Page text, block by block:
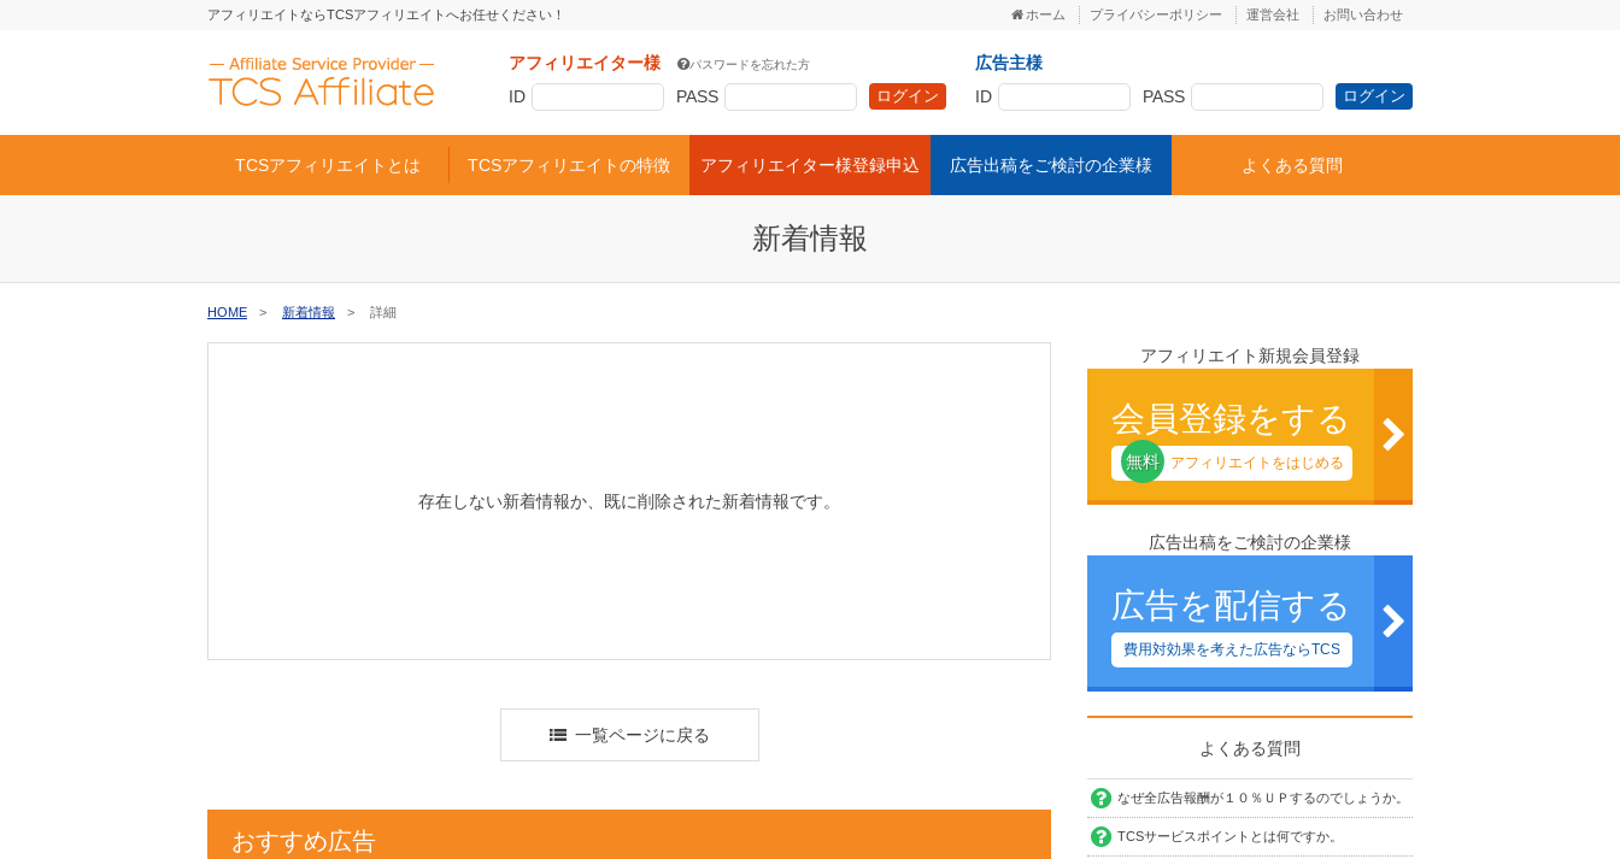
アフィリエイトならTCSアフィリエイトへお任せください！ ホーム プライバシーポリシー 運営会社 お問い合わせ
アフィリエイター様 パスワードを忘れた方
ID PASS
広告主様
ID
PASS
TCSアフィリエイトとは TCSアフィリエイトの特徴 アフィリエイター様登録申込 広告出稿をご検討の企業様 よくある質問
新着情報
HOME 新着情報 詳細
存在しない新着情報か、既に削除された新着情報です。
一覧ページに戻る
おすすめ広告
アフィリエイト新規会員登録
会員登録をする
無料 アフィリエイトをはじめる
広告出稿をご検討の企業様
広告を配信する
費用対効果を考えた広告ならTCS
よくある質問
なぜ全広告報酬が１０％ＵＰするのでしょうか。
TCSサービスポイントとは何ですか。